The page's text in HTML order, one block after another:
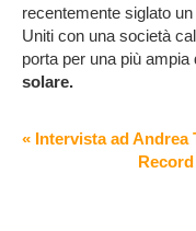
recentemente siglato
Uniti con una società
porta per una più ampia
solare.
« Intervista ad Andrea